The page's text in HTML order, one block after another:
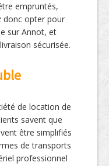
empruntés,
donc opter pour
sur Annot, et
sécurisée.
de location de
savent que
être simplifiés
de transports
professionnel